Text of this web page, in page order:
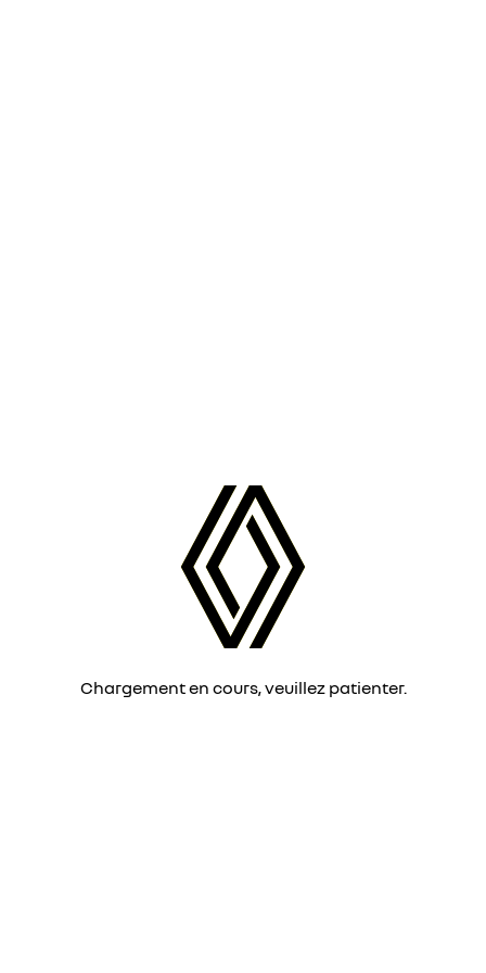
Chargement en cours, veuillez patienter.